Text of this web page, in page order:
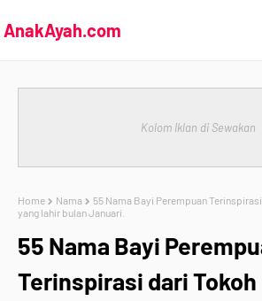
AnakAyah.com
Kolom Iklan di Sewakan
Home Nama
55 Nama Bayi Perempuan
yang lahir bulan Januari.
55 Nama Bayi
Terinspirasi dari Tokoh